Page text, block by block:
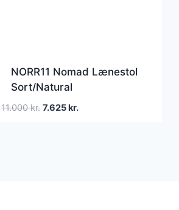
NORR11 Nomad Lænestol
Sort/Natural
11.000kr. Den
7.625kr.Den